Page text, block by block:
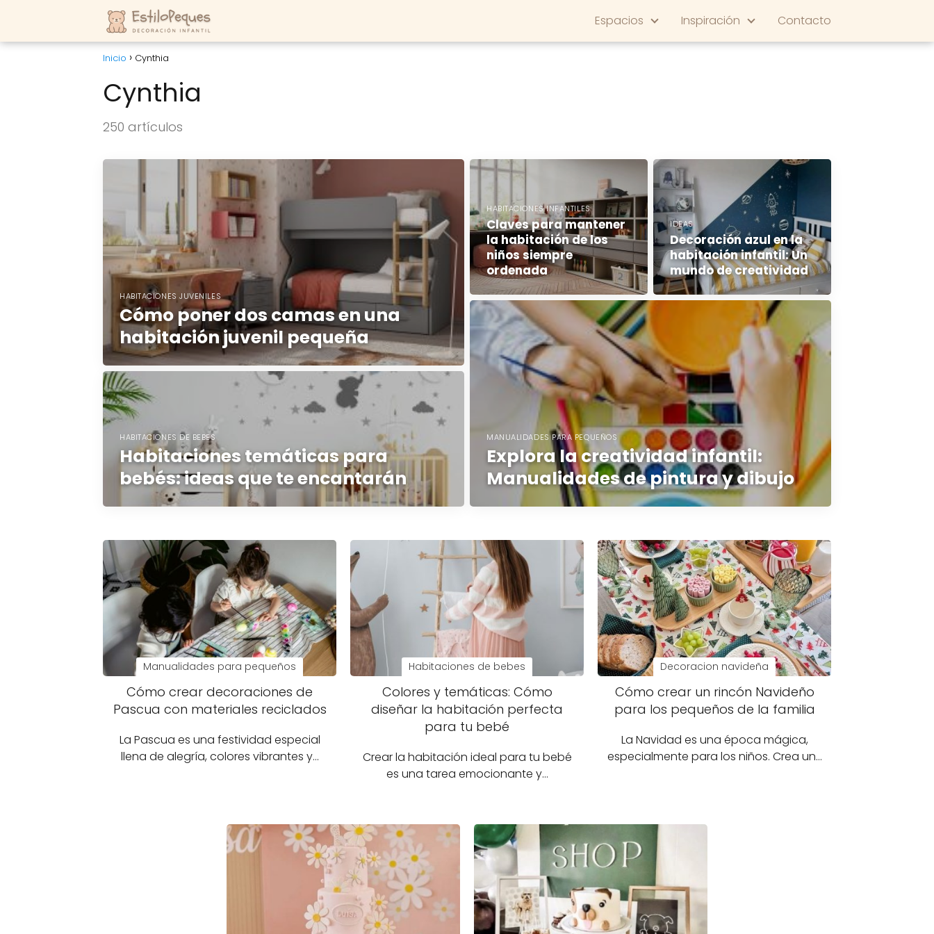
Espacios Inspiración Contacto
Inicio Cynthia
Cynthia
250 artículos
HABITACIONES JUVENILES
Cómo poner dos camas en una
habitación juvenil pequeña
HABITACIONES INFANTILES
Claves para mantener
la habitación de los
niños siempre
ordenada
HABITACIONES DE BEBES
Habitaciones temáticas para
bebés: ideas que te encantarán
IDEAS
Decoración azul en la
habitación infantil: Un
mundo de creatividad
MANUALIDADES PARA PEQUEÑOS
Explora la creatividad infantil:
Manualidades de pintura y dibujo
Manualidades para pequeños
Cómo crear decoraciones de
Pascua con materiales reciclados
La Pascua es una festividad especial
llena de alegría, colores vibrantes y…
Habitaciones de bebes
Colores y temáticas: Cómo
diseñar la habitación perfecta
para tu bebé
Crear la habitación ideal para tu bebé
es una tarea emocionante y…
Decoracion navideña
Cómo crear un rincón Navideño
para los pequeños de la familia
La Navidad es una época mágica,
especialmente para los niños. Crea un…